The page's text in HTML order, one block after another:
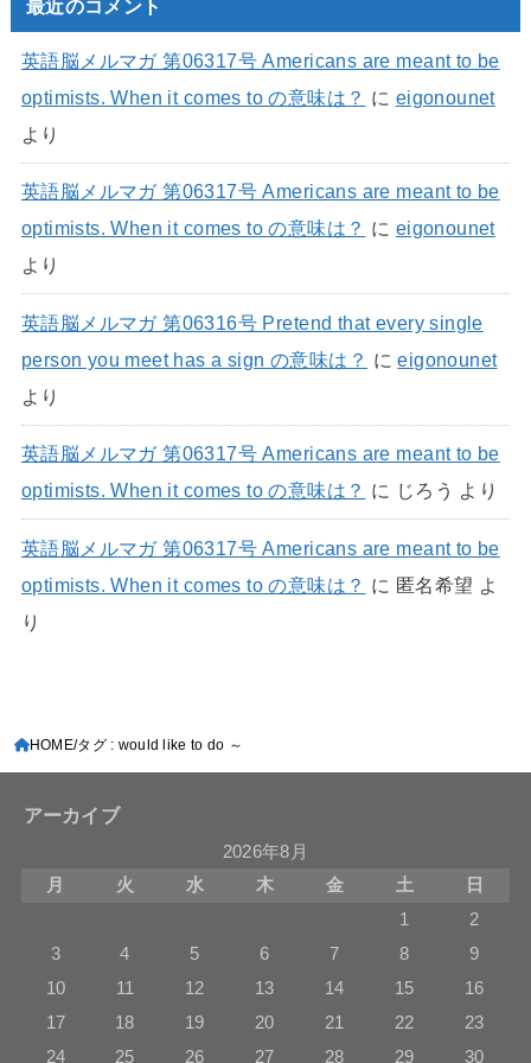
最近のコメント
英語脳メルマガ 第06317号 Americans are meant to be
optimists. When it comes to の意味は？ に eigonounet
より
英語脳メルマガ 第06317号 Americans are meant to be
optimists. When it comes to の意味は？ に eigonounet
より
英語脳メルマガ 第06316号 Pretend that every single
person you meet has a sign の意味は？ にeigonounet
より
英語脳メルマガ 第06317号 Americans are meant to be
optimists. When it comes to の意味は？ に じろう より
英語脳メルマガ 第06317号 Americans are meant to be
optimists. When it comes to の意味は？ に 匿名希望 よ
り
HOME タグ : would like to do ～
アーカイブ
2026年8月
月
火 水 木 金 土
日
1
2
3
4 5 6 7 8
9
10
11 12 13 14 15
16
17
18 19 20 21 22
23
24
25 26 27 28 29 30